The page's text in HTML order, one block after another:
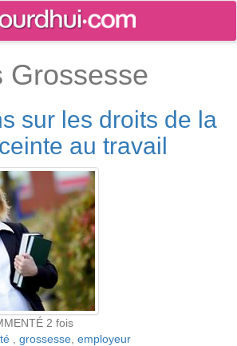
Grossesse
sur les droits de la
au travail
2 fois
grossesse employeur